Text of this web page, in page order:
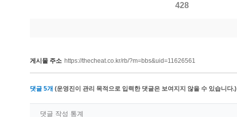
428
게시물 주소 https://thecheat.co.kr/rb/?m=bbs&uid=11626561
댓글 5개 (운영진이 관리 목적으로 입력한 댓글은 보여지지 않을 수 있습니다.)
댓글 작성 통계